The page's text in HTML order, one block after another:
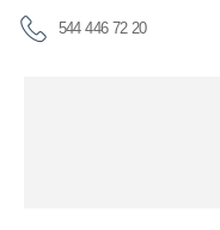
544 446 72 20